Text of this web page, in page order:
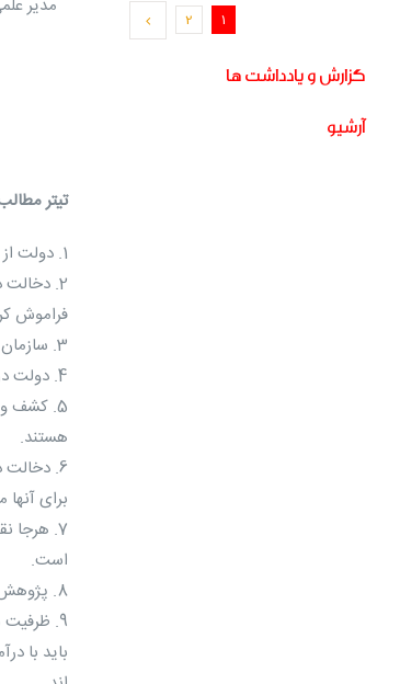
1
2
گزارش و یادداشت ها
آرشیو
مدیر
تیتر
1. دولت از یکسو نظام علم و پژوهش را قبول ندارد و از نتایج آن استفاده نمی کند از سوی دیگردست از سر پژوهش برنمی دارد.
2.
فراموش
3. سازمان و ساختار به طور کلی به پژوهش لطمه می زند و وقتی این سازمان و ساختار دولتی باشد آن را کلا از بین می برد.
4. دولت در هر سه بخش کلی فرایند انجام پژوهش و از طریق دخالت مستقیم دولت در امر پژوهش تاثیر مخرب دارد.
5. کشف
هستند.
6.
برای
7. هرجا
است.
8. پژوهش باید مساله ملی شود نه مساله دولت.
9.
باید با